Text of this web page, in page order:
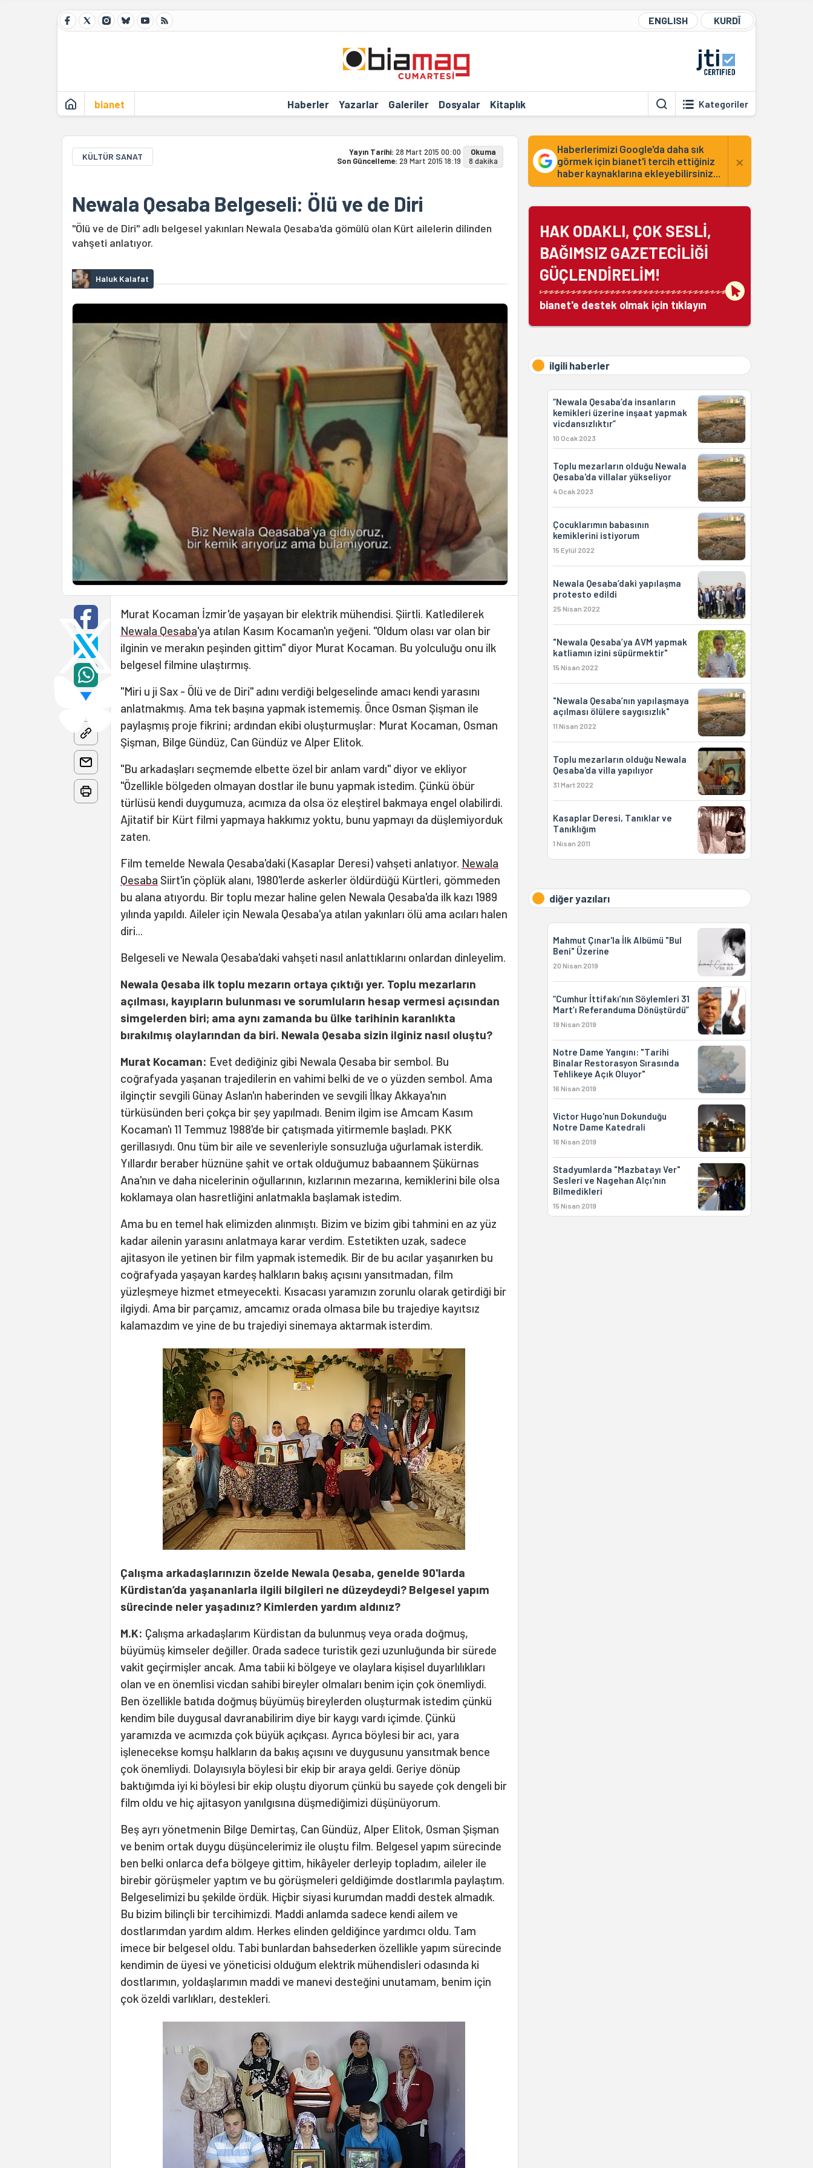
ENGLISH KURDÎ
bianet Haberler Yazarlar Galeriler Dosyalar Kitaplık Kategoriler
KÜLTÜR SANAT Yayın Tarihi: 28 Mart 2015 00:00
Son Güncelleme: 29 Mart 2015 18:19
Okuma
8 dakika
Newala Qesaba Belgeseli: Ölü ve de Diri
"Ölü ve de Diri" adlı belgesel yakınları Newala Qesaba'da gömülü olan Kürt ailelerin dilinden
vahşeti anlatıyor.
Haluk Kalafat
Murat Kocaman İzmir'de yaşayan bir elektrik mühendisi. Şiirtli. Katledilerek
Newala Qesaba'ya atılan Kasım Kocaman'ın yeğeni. "Oldum olası var olan bir
ilginin ve merakın peşinden gittim" diyor Murat Kocaman. Bu yolculuğu onu ilk
belgesel filmine ulaştırmış.
"Miri u ji Sax - Ölü ve de Diri" adını verdiği belgeselinde amacı kendi yarasını
anlatmakmış. Ama tek başına yapmak istememiş. Önce Osman Şişman ile
paylaşmış proje fikrini; ardından ekibi oluşturmuşlar: Murat Kocaman, Osman
Şişman, Bilge Gündüz, Can Gündüz ve Alper Elitok.
"Bu arkadaşları seçmemde elbette özel bir anlam vardı" diyor ve ekliyor
"Özellikle bölgeden olmayan dostlar ile bunu yapmak istedim. Çünkü öbür
türlüsü kendi duygumuza, acımıza da olsa öz eleştirel bakmaya engel olabilirdi.
Ajitatif bir Kürt filmi yapmaya hakkımız yoktu, bunu yapmayı da düşlemiyorduk
zaten.
Film temelde Newala Qesaba'daki (Kasaplar Deresi) vahşeti anlatıyor. Newala
Qesaba Siirt'in çöplük alanı, 1980'lerde askerler öldürdüğü Kürtleri, gömmeden
bu alana atıyordu. Bir toplu mezar haline gelen Newala Qesaba'da ilk kazı 1989
yılında yapıldı. Aileler için Newala Qesaba'ya atılan yakınları ölü ama acıları halen
diri...
Belgeseli ve Newala Qesaba'daki vahşeti nasıl anlattıklarını onlardan dinleyelim.
Newala Qesaba ilk toplu mezarın ortaya çıktığı yer. Toplu mezarların
açılması, kayıpların bulunması ve sorumluların hesap vermesi açısından
simgelerden biri; ama aynı zamanda bu ülke tarihinin karanlıkta
bırakılmış olaylarından da biri. Newala Qesaba sizin ilginiz nasıl oluştu?
Murat Kocaman: Evet dediğiniz gibi Newala Qesaba bir sembol. Bu
coğrafyada yaşanan trajedilerin en vahimi belki de ve o yüzden sembol. Ama
ilginçtir sevgili Günay Aslan'ın haberinden ve sevgili İlkay Akkaya'nın
türküsünden beri çokça bir şey yapılmadı. Benim ilgim ise Amcam Kasım
Kocaman'ı 11 Temmuz 1988'de bir çatışmada yitirmemle başladı. PKK
gerillasıydı. Onu tüm bir aile ve sevenleriyle sonsuzluğa uğurlamak isterdik.
Yıllardır beraber hüznüne şahit ve ortak olduğumuz babaannem Şükürnas
Ana'nın ve daha nicelerinin oğullarının, kızlarının mezarına, kemiklerini bile olsa
koklamaya olan hasretliğini anlatmakla başlamak istedim.
Ama bu en temel hak elimizden alınmıştı. Bizim ve bizim gibi tahmini en az yüz
kadar ailenin yarasını anlatmaya karar verdim. Estetikten uzak, sadece
ajitasyon ile yetinen bir film yapmak istemedik. Bir de bu acılar yaşanırken bu
coğrafyada yaşayan kardeş halkların bakış açısını yansıtmadan, film
yüzleşmeye hizmet etmeyecekti. Kısacası yaramızın zorunlu olarak getirdiği bir
ilgiydi. Ama bir parçamız, amcamız orada olmasa bile bu trajediye kayıtsız
kalamazdım ve yine de bu trajediyi sinemaya aktarmak isterdim.
Çalışma arkadaşlarınızın özelde Newala Qesaba, genelde 90'larda
Kürdistan’da yaşananlarla ilgili bilgileri ne düzeydeydi? Belgesel yapım
sürecinde neler yaşadınız? Kimlerden yardım aldınız?
M.K: Çalışma arkadaşlarım Kürdistan da bulunmuş veya orada doğmuş,
büyümüş kimseler değiller. Orada sadece turistik gezi uzunluğunda bir sürede
vakit geçirmişler ancak. Ama tabii ki bölgeye ve olaylara kişisel duyarlılıkları
olan ve en önemlisi vicdan sahibi bireyler olmaları benim için çok önemliydi.
Ben özellikle batıda doğmuş büyümüş bireylerden oluşturmak istedim çünkü
kendim bile duygusal davranabilirim diye bir kaygı vardı içimde. Çünkü
yaramızda ve acımızda çok büyük açıkçası. Ayrıca böylesi bir acı, yara
işlenecekse komşu halkların da bakış açısını ve duygusunu yansıtmak bence
çok önemliydi. Dolayısıyla böylesi bir ekip bir araya geldi. Geriye dönüp
baktığımda iyi ki böylesi bir ekip oluştu diyorum çünkü bu sayede çok dengeli bir
film oldu ve hiç ajitasyon yanılgısına düşmediğimizi düşünüyorum.
Beş ayrı yönetmenin Bilge Demirtaş, Can Gündüz, Alper Elitok, Osman Şişman
ve benim ortak duygu düşüncelerimiz ile oluştu film. Belgesel yapım sürecinde
ben belki onlarca defa bölgeye gittim, hikâyeler derleyip topladım, aileler ile
birebir görüşmeler yaptım ve bu görüşmeleri geldiğimde dostlarımla paylaştım.
Belgeselimizi bu şekilde ördük. Hiçbir siyasi kurumdan maddi destek almadık.
Bu bizim bilinçli bir tercihimizdi. Maddi anlamda sadece kendi ailem ve
dostlarımdan yardım aldım. Herkes elinden geldiğince yardımcı oldu. Tam
imece bir belgesel oldu. Tabi bunlardan bahsederken özellikle yapım sürecinde
kendimin de üyesi ve yöneticisi olduğum elektrik mühendisleri odasında ki
dostlarımın, yoldaşlarımın maddi ve manevi desteğini unutamam, benim için
çok özeldi varlıkları, destekleri.
Haberlerimizi Google'da daha sık
görmek için bianet'i tercih ettiğiniz
haber kaynaklarına ekleyebilirsiniz...
×
HAK ODAKLI, ÇOK SESLİ,
BAĞIMSIZ GAZETECİLİĞİ
GÜÇLENDİRELİM!
bianet'e destek olmak için tıklayın
ilgili haberler
“Newala Qesaba’da insanların
kemikleri üzerine inşaat yapmak
vicdansızlıktır”
10 Ocak 2023
Toplu mezarların olduğu Newala
Qesaba'da villalar yükseliyor
4 Ocak 2023
Çocuklarımın babasının
kemiklerini istiyorum
15 Eylül 2022
Newala Qesaba’daki yapılaşma
protesto edildi
25 Nisan 2022
"Newala Qesaba’ya AVM yapmak
katliamın izini süpürmektir"
15 Nisan 2022
"Newala Qesaba’nın yapılaşmaya
açılması ölülere saygısızlık"
11 Nisan 2022
Toplu mezarların olduğu Newala
Qesaba'da villa yapılıyor
31 Mart 2022
Kasaplar Deresi, Tanıklar ve
Tanıklığım
1 Nisan 2011
diğer yazıları
Mahmut Çınar'la İlk Albümü "Bul
Beni" Üzerine
20 Nisan 2019
“Cumhur İttifakı’nın Söylemleri 31
Mart’ı Referanduma Dönüştürdü”
19 Nisan 2019
Notre Dame Yangını: "Tarihi
Binalar Restorasyon Sırasında
Tehlikeye Açık Oluyor"
16 Nisan 2019
Victor Hugo'nun Dokunduğu
Notre Dame Katedrali
16 Nisan 2019
Stadyumlarda "Mazbatayı Ver"
Sesleri ve Nagehan Alçı'nın
Bilmedikleri
15 Nisan 2019